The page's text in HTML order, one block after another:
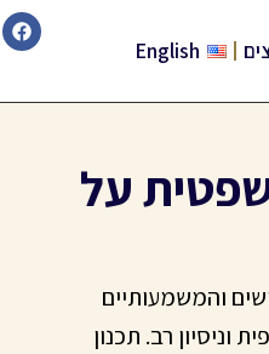
English
על
והמשמעותיים
רב. תכנון